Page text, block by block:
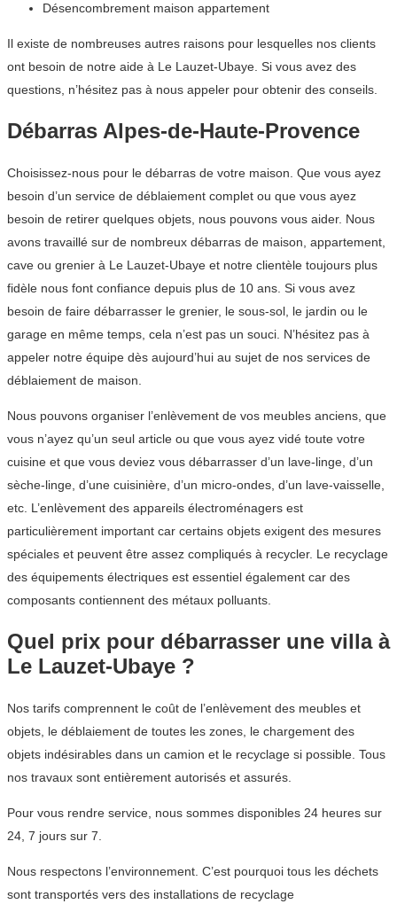
Désencombrement maison appartement
Il existe de nombreuses autres raisons pour lesquelles nos clients
ont besoin de notre aide à Le Lauzet-Ubaye. Si vous avez des
questions, n’hésitez pas à nous appeler pour obtenir des conseils.
Débarras Alpes-de-Haute-Provence
Choisissez-nous pour le débarras de votre maison. Que vous ayez
besoin d’un service de déblaiement complet ou que vous ayez
besoin de retirer quelques objets, nous pouvons vous aider. Nous
avons travaillé sur de nombreux débarras de maison, appartement,
cave ou grenier à Le Lauzet-Ubaye et notre clientèle toujours plus
fidèle nous font confiance depuis plus de 10 ans. Si vous avez
besoin de faire débarrasser le grenier, le sous-sol, le jardin ou le
garage en même temps, cela n’est pas un souci. N’hésitez pas à
appeler notre équipe dès aujourd’hui au sujet de nos services de
déblaiement de maison.
Nous pouvons organiser l’enlèvement de vos meubles anciens, que
vous n’ayez qu’un seul article ou que vous ayez vidé toute votre
cuisine et que vous deviez vous débarrasser d’un lave-linge, d’un
sèche-linge, d’une cuisinière, d’un micro-ondes, d’un lave-vaisselle,
etc. L’enlèvement des appareils électroménagers est
particulièrement important car certains objets exigent des mesures
spéciales et peuvent être assez compliqués à recycler. Le recyclage
des équipements électriques est essentiel également car des
composants contiennent des métaux polluants.
Quel prix pour débarrasser une villa à
Le Lauzet-Ubaye ?
Nos tarifs comprennent le coût de l’enlèvement des meubles et
objets, le déblaiement de toutes les zones, le chargement des
objets indésirables dans un camion et le recyclage si possible. Tous
nos travaux sont entièrement autorisés et assurés.
Pour vous rendre service, nous sommes disponibles 24 heures sur
24, 7 jours sur 7.
Nous respectons l’environnement. C’est pourquoi tous les déchets
sont transportés vers des installations de recyclage